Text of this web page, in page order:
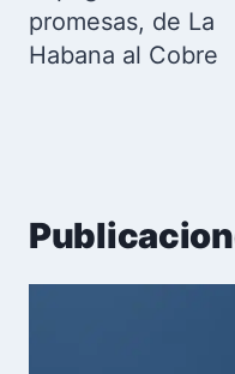
promesas, de La
Habana al Cobre